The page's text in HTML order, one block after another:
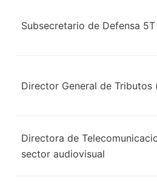
Subsecretario de Defensa
Director General de Tributos
Directora de
sector audiovisual